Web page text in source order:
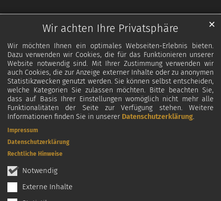
Wir achten Ihre Privatsphäre
Wir möchten Ihnen ein optimales Webseiten-Erlebnis bieten.
Dazu verwenden wir Cookies, die für das Funktionieren unserer
Website notwendig sind. Mit Ihrer Zustimmung verwenden wir
auch Cookies, die zur Anzeige externer Inhalte oder zu anonymen
Statistikzwecken genutzt werden. Sie können selbst entscheiden,
welche Kategorien Sie zulassen möchten. Bitte beachten Sie,
dass auf Basis Ihrer Einstellungen womöglich nicht mehr alle
Funktionalitäten der Seite zur Verfügung stehen. Weitere
Informationen finden Sie in unserer Datenschutzerklärung.
Notwendig
Externe Inhalte
✕
Impressum
Datenschutzerklärung
Rechtliche Hinweise